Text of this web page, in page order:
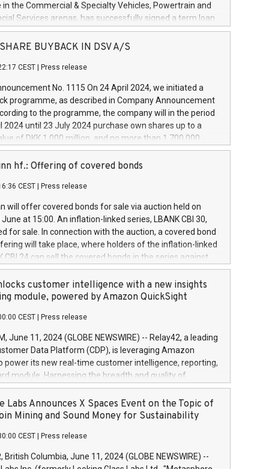
in the Commercial & Specialty Vehicles, Powertrain and
Services arenas, has successfully signed a term loan
million euros with Cassa Depositi e Prestiti (CDP), for the
projects in Italy dedicated to research, development
develop innovative technologies and architectures in
digitalisation and vehicle connectivity aimed at
safety, driving comfort and productivity. The
which will have a 5-year amortising profile, will
Group in Italy by the end of 2025. Iveco Group N.V.
the home of unique people and brands that power your
a
SHARE BUYBACK IN DSV A/S
CEST Press release
No. 1115 On 24 April 2024, we initiated a
programme, as described in Company Announcement
to the programme, the company will in the period
2024 until 23 July 2024 purchase own shares up to a
of DKK 1,000 million, and no more than 1,700,000
to 0.79% of the share capital at
of the programme. The programme has been
and Council of 16 April 2014 (“MAR”) (save for
buyback programmes set out in MAR article 5) and
Delegated Regulation (EU) 2016/1052, also referred
Harbour rules. Trading dayNumber of shares bought
transaction priceAmount DKKAccumulated trading for
June
June
June
hf.: Offering of covered bonds
CEST Press release
will offer covered bonds for sale via auction held on
at 15:00. An inflation-linked series, LBANK CBI 30,
for sale. In connection with the auction, a covered bond
will take place, where holders of the inflation-linked
CBI 24 can sell the covered bonds in the series against
bought in the above-mentioned auction. The clean
is predefined at 99,594. Expected settlement date is
Covered bonds issued by Landsbankinn are rated A+
the auction. For further information, please call
or email verdbrefamidlun@landsbankinn.is.
customer intelligence with a new insights
module, powered by Amazon QuickSight
CEST Press release
June 11, 2024 (GLOBE NEWSWIRE) -- Relay42, a leading
Data Platform (CDP), is leveraging Amazon
power its new real-time customer intelligence, reporting,
module. Harnessing the breadth and quality of
the new Insights module empowers marketing teams
customer behaviors and gain invaluable insights into
of their marketing programs across all online, offline,
beta version Key capabilities of the Relay42 Insights
Deep insights into customer behaviors: With the
module, marketers can ask unlimited questions about
Labs Announces X Spaces Event on the Topic of
Mining and Sound Money for Sustainability
CEST Press release
British Columbia, June 11, 2024 (GLOBE NEWSWIRE) --